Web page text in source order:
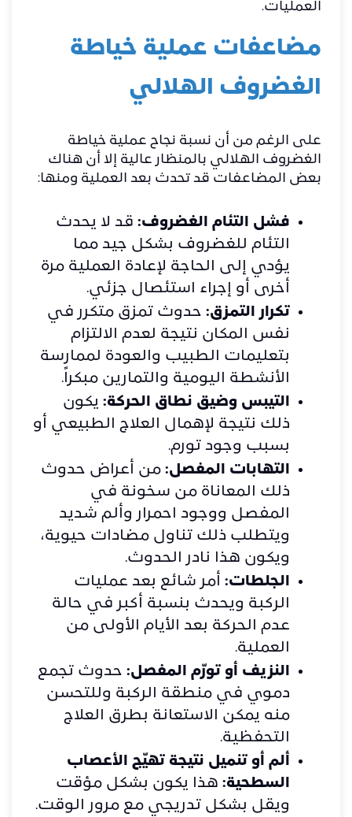
العمليات.
مضاعفات عملية خياطة
الغضروف الهلالي
على الرغم من أن نسبة نجاح عملية خياطة
الغضروف الهلالي بالمنظار عالية إلا أن هناك
بعض المضاعفات قد تحدث بعد العملية ومنها:
فشل التئام الغضروف: قد لا يحدث
التئام للغضروف بشكل جيد مما
يؤدي إلى الحاجة لإعادة العملية مرة
أخرى أو إجراء استئصال جزئي.
تكرار التمزق: حدوث تمزق متكرر في
نفس المكان نتيجة لعدم الالتزام
بتعليمات الطبيب والعودة لممارسة
الأنشطة اليومية والتمارين مبكراً.
التيبس وضيق نطاق الحركة: يكون
ذلك نتيجة لإهمال العلاج الطبيعي أو
بسبب وجود تورم.
التهابات المفصل: من أعراض حدوث
ذلك المعاناة من سخونة في
المفصل ووجود احمرار وألم شديد
ويتطلب ذلك تناول مضادات حيوية،
ويكون هذا نادر الحدوث.
الجلطات: أمر شائع بعد عمليات
الركبة ويحدث بنسبة أكبر في حالة
عدم الحركة بعد الأيام الأولى من
العملية.
النزيف أو تورّم المفصل: حدوث تجمع
دموي في منطقة الركبة وللتحسن
منه يمكن الاستعانة بطرق العلاج
التحفظية.
ألم أو تنميل نتيجة تهيّج الأعصاب
السطحية: هذا يكون بشكل مؤقت
ويقل بشكل تدريجي مع مرور الوقت.